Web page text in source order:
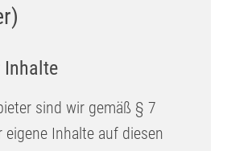
sind wir gemäß § 7
eigene Inhalte auf diesen